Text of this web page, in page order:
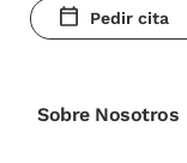
Pedir cita
Sobre Nosotros